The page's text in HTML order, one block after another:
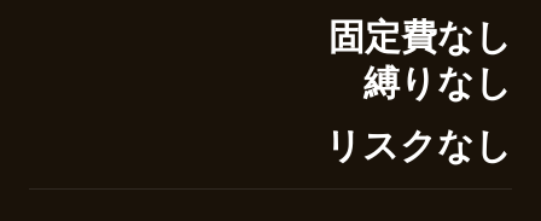
固定費なし
縛りなし
リスクなし